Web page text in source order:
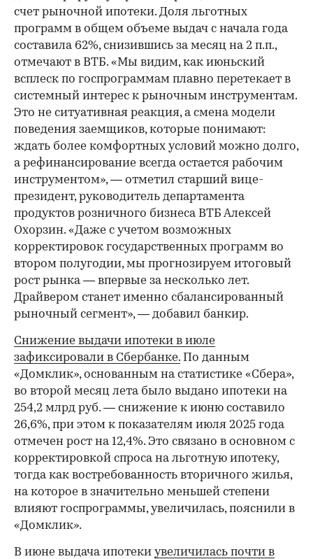
счет рыночной ипотеки. Доля льготных
программ в общем объеме выдач с начала года
составила 62%, снизившись за месяц на 2 п.п.,
отмечают в ВТБ. «Мы видим, как июньский
всплеск по госпрограммам плавно перетекает в
системный интерес к рыночным инструментам.
Это не ситуативная реакция, а смена модели
поведения заемщиков, которые понимают:
ждать более комфортных условий можно долго,
а рефинансирование всегда остается рабочим
инструментом», — отметил старший вице-
президент, руководитель департамента
продуктов розничного бизнеса ВТБ Алексей
Охорзин. «Даже с учетом возможных
корректировок государственных программ во
втором полугодии, мы прогнозируем итоговый
рост рынка — впервые за несколько лет.
Драйвером станет именно сбалансированный
рыночный сегмент», — добавил банкир.
Снижение выдачи ипотеки в июле
зафиксировали в Сбербанке. По данным
«Домклик», основанным на статистике «Сбера»,
во второй месяц лета было выдано ипотеки на
254,2 млрд руб. — снижение к июню составило
26,6%, при этом к показателям июля 2025 года
отмечен рост на 12,4%. Это связано в основном с
корректировкой спроса на льготную ипотеку,
тогда как востребованность вторичного жилья,
на которое в значительно меньшей степени
влияют госпрограммы, увеличилась, пояснили в
«Домклик».
В июне выдача ипотеки увеличилась почти в